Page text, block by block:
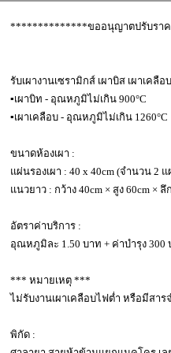
**************ขออนุญาตปรับราคา
รับเผางานเซรามิกส์ เผาบิส เผาเคลือ
▪เผาบิท - อุณหภูมิไม่เกิน 900°C
▪เผาเคลือบ - อุณหภูมิไม่เกิน 1260°C
ขนาดห้องเผา :
แผ่นรองเผา : 40 x 40cm (จำนวน 2
แนวยาว : กว้าง 40cm × สูง 60cm × ลึ
อัตราค่าบริการ :
อุณหภูมิละ 1.50 บาท + ค่าบำรุง 300
*** หมายเหตุ ***
ไม่รับงานเผาเคลือบไฟต่ำ หรือมีสา
พิกัด :